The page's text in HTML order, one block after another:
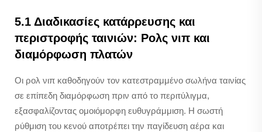
5.1 Διαδικασίες κατάρρευσης και
περιστροφής ταινιών: Ρολς νιπ και
διαμόρφωση πλατών
Οι ρολ νιπ καθοδηγούν τον κατεστραμμένο σωλήνα ταινίας
σε επίπεδη διαμόρφωση πριν από το περιτύλιγμα,
εξασφαλίζοντας ομοιόμορφη ευθυγράμμιση. Η σωστή
ρύθμιση του κενού αποτρέπει την παγίδευση αέρα και